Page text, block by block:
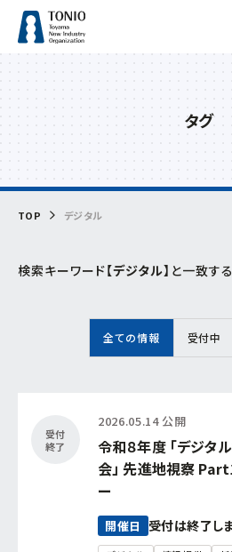
当機構概要
目的からさがす
補助金・助成金を 活用したい
イベント・セミナー を受けたい
経営相談したい
新商品・新技術を開発したい
販路を拡大したい
組織からさがす
連携促進課
プロジェクト推進課
ものづくり研究開発センター
お問い合わ
グリーン分野研究会
海外展開 商談会
デジタル
デジタル技術
タグ
TOP デジタル
検索キーワード【デジタル】 と一致す
全ての情報 受付中
受付
終了
2026.05.14 公開
令和８年度 「デジタ
会」 先進地視察 Part
ー
開催日 受付は終了し